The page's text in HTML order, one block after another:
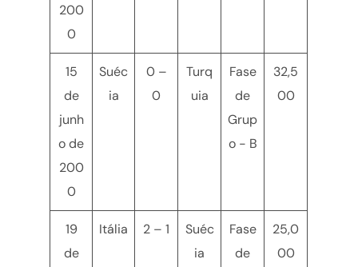
200
0
15
de
junh
o de
200
0
Suéc
ia
0 –
0
Turq
uia
Fase
de
Grup
o - B
32,5
00
19
de
Itália 2 – 1
Suéc
ia
Fase
de
25,0
00